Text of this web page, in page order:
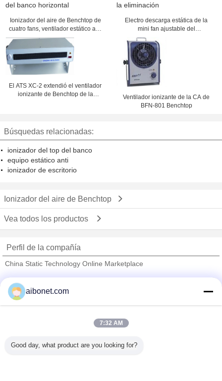
Ionizador del aire de Benchtop de
cuatro fans, ventilador estático anti
superior del banco horizontal
Electro descarga estática de la
mini fan ajustable del
ionizador/ventilador estático de la
eliminación
El ATS XC-2 extendió el ventilador
ionizante de Benchtop de la
Ventilador ionizante de la CA de
BFN-801 Benchtop
Búsquedas relacionadas:
ionizador del top del banco
equipo estático anti
ionizador de escritorio
Ionizador del aire de Benchtop
Vea todos los productos
Perfil de la compañía
China Static Technology Online Marketplace
Trust Seal
Todos los productos
aibonet.com
7:32 AM
Good day, what product are you looking for?